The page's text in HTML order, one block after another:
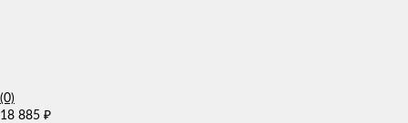
(0)
18 885 ₽